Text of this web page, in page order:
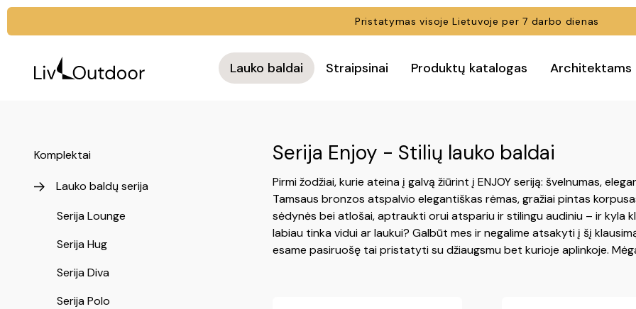
Pristatymas visoje Lietuvoje per 7 darbo dienas
Lauko baldai Straipsinai Produktų katalogas Architektams
Komplektai
Lauko baldų serija
Serija Lounge
Serija Hug
Serija Diva
Serija Polo
Serija Enjoy - Stilių lauko baldai
Pirmi žodžiai, kurie ateina į galvą žiūrint į ENJOY seriją: švelnumas,
Tamsaus bronzos atspalvio elegantiškas rėmas, gražiai pintas
sėdynės bei atlošai, aptraukti orui atspariu ir stilingu audiniu – ir kyla
labiau tinka vidui ar laukui? Galbūt mes ir negalime atsakyti į šį
esame pasiruošę tai pristatyti su džiaugsmu bet kurioje aplinkoje.